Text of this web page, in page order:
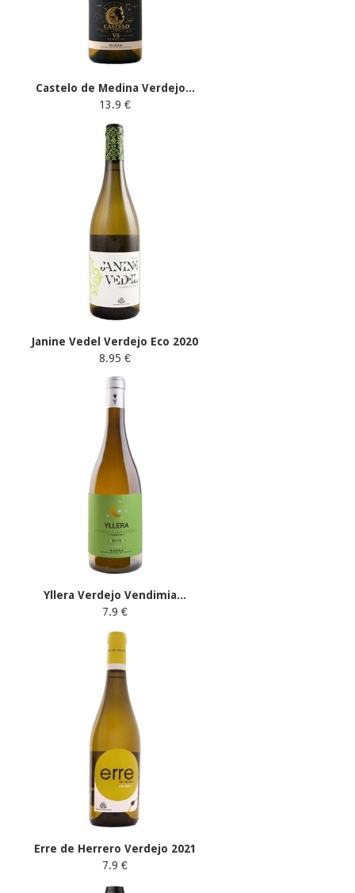
Castelo de Medina Verdejo...
13.9 €
Janine Vedel Verdejo Eco 2020
8.95 €
Yllera Verdejo Vendimia...
7.9 €
Erre de Herrero Verdejo 2021
7.9 €